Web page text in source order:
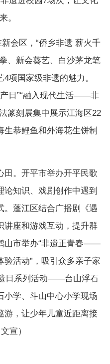
。
会区，“侨乡非遗 薪火千
、新会葵艺、白沙茅龙笔
项国家级非遗的魅力。
日”“融入现代生活——非
篆刻展集中展示江海区22
恭鲤鱼和外海花生饼制
田。开平市举办开平民歌
知识、戏剧创作中遇到
。蓬江区结合广播剧《遇
讲座和游戏互动，提升群
山市举办“非遗正青春——
活动”，吸引众多亲子家
日系列活动——台山浮石
小学、斗山中心小学现场
游，让少年儿童近距离接
宣）